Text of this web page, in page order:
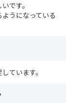
です。
うになっている
ています。